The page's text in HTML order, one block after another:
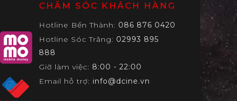
CHĂM SÓC KHÁCH HÀNG
Hotline Bến Thành: 086 876 0420
Hotline Sóc Trăng: 02993 895
888
Giờ làm việc: 8:00 - 22:00
Email hỗ trợ: info@dcine.vn